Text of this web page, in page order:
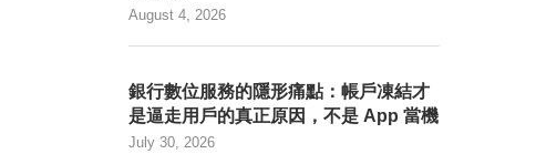
August 4, 2026
銀行數位服務的隱形痛點：帳戶凍結才
是逼走用戶的真正原因，不是 App 當機
July 30, 2026